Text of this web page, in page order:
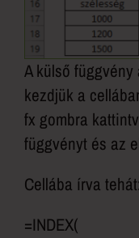
A külső
kezdjük a
fx gombra
függvényt és az
Cellába írva tehát:
=INDEX(